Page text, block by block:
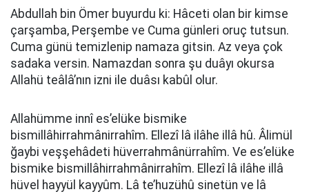
Abdullah bin Ömer buyurdu ki: Hâceti olan bir kimse
çarşamba, Perşembe ve Cuma günleri oruç tutsun.
Cuma günü temizlenip namaza gitsin. Az veya çok
sadaka versin. Namazdan sonra şu duâyı okursa
Allahü teâlâ’nın izni ile duâsı kabûl olur.
Allahümme innî es’elüke bismike
bismillâhirrahmânirrahîm. Ellezî lâ ilâhe illâ hû. Âlimül
ğaybi veşşehâdeti hüverrahmânürrahîm. Ve es’elüke
bismike bismillâhirrahmânirrahîm. Ellezî lâ ilâhe illâ
hüvel hayyül kayyûm. Lâ te’huzühû sinetün ve lâ